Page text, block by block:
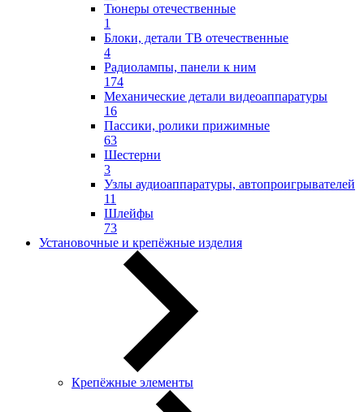
Тюнеры отечественные
1
Блоки, детали ТВ отечественные
4
Радиолампы, панели к ним
174
Механические детали видеоаппаратуры
16
Пассики, ролики прижимные
63
Шестерни
3
Узлы аудиоаппаратуры, автопроигрывателей
11
Шлейфы
73
Установочные и крепёжные изделия
Крепёжные элементы